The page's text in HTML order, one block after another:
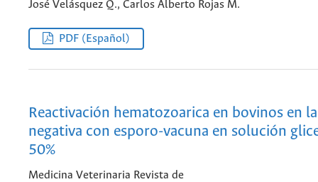
José Velásquez Q., Carlos Alberto Rojas M.
PDF (Español)
Reactivación hematozoarica en bovinos en
negativa con esporo-vacuna en solución
50%
Medicina Veterinaria Revista de